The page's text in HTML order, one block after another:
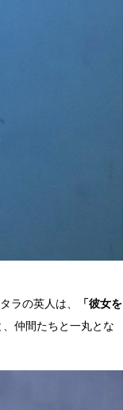
ラの英人は、
「彼女を
仲間たちと一丸とな